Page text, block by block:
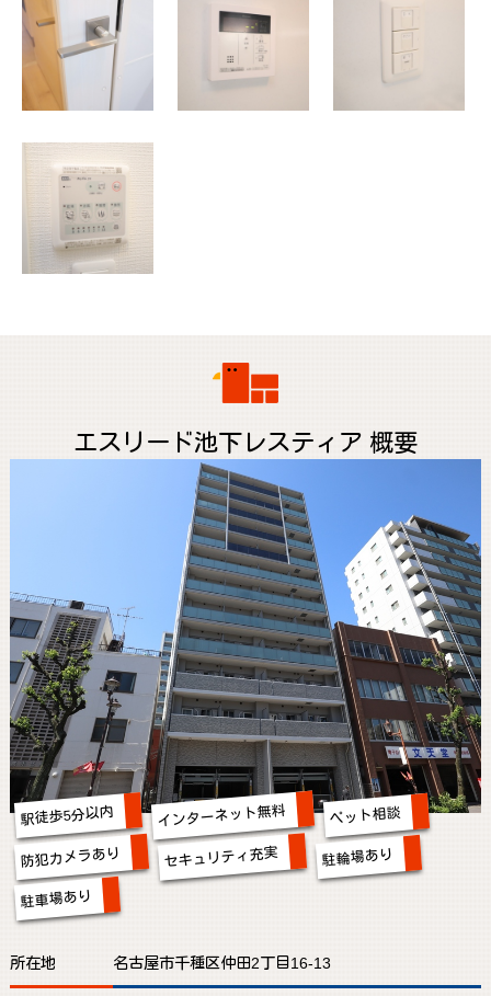
エスリード池下レスティア 概要
駅徒歩5分以内 インターネット無料 ペット相談
防犯カメラあり セキュリティ充実
駐輪場あり
駐車場あり
所在地 名古屋市千種区仲田2丁目16-13